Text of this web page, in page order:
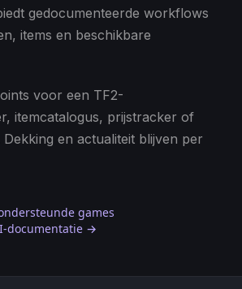
gedocumenteerde workflows
items en beschikbare
voor een TF2-
itemcatalogus, prijstracker of
en actualiteit blijven per
games
documentatie →